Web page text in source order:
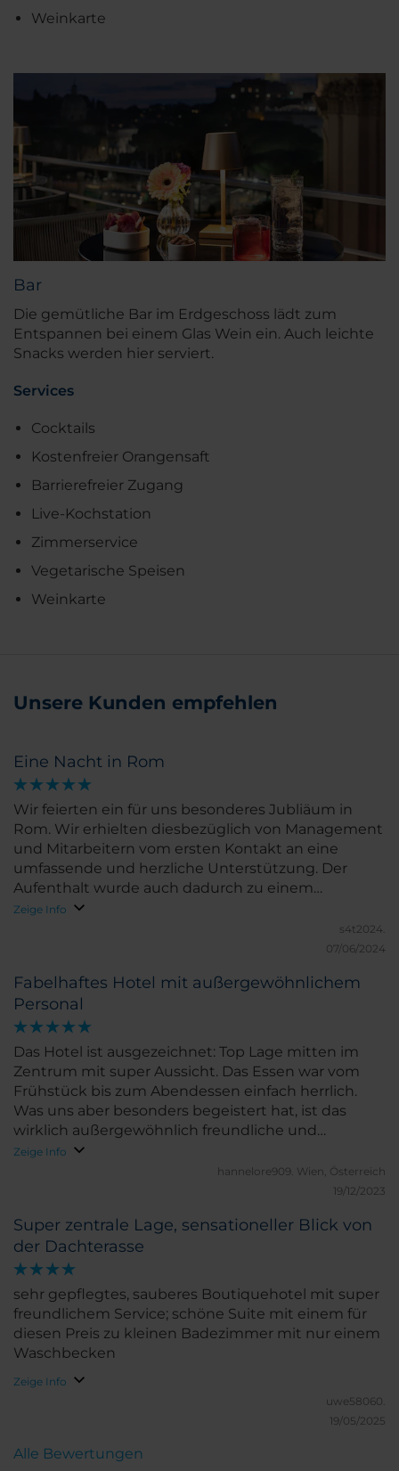
Weinkarte
Bar
Die gemütliche Bar im Erdgeschoss lädt zum
Entspannen bei einem Glas Wein ein. Auch leichte
Snacks werden hier serviert.
Services
Cocktails
Kostenfreier Orangensaft
Barrierefreier Zugang
Live-Kochstation
Zimmerservice
Vegetarische Speisen
Weinkarte
Unsere Kunden empfehlen
Eine Nacht in Rom
Wir feierten ein für uns besonderes Jubliäum in
Rom. Wir erhielten diesbezüglich von Management
und Mitarbeitern vom ersten Kontakt an eine
umfassende und herzliche Unterstützung. Der
Aufenthalt wurde auch dadurch zu einem
unvergesslichen Erlebnis.
Zeige Info
s4t2024.
07/06/2024
Fabelhaftes Hotel mit außergewöhnlichem
Personal
Das Hotel ist ausgezeichnet: Top Lage mitten im
Zentrum mit super Aussicht. Das Essen war vom
Frühstück bis zum Abendessen einfach herrlich.
Was uns aber besonders begeistert hat, ist das
wirklich außergewöhnlich freundliche und
engagierte Personal, die uns zu jedem Zeitpunkt
äußerst zuvorkommend behandelt hat. Der Gast ist
Das Interior ist top modern, gepflegt und sehr
sauber! Wir können dieses Hotel nur empfehlen.
Zeige Info
hannelore909. Wien, Österreich
19/12/2023
Super zentrale Lage, sensationeller Blick von
der Dachterasse
sehr gepflegtes, sauberes Boutiquehotel mit super
freundlichem Service; schöne Suite mit einem für
diesen Preis zu kleinen Badezimmer mit nur einem
Waschbecken
Zeige Info
uwe58060.
19/05/2025
Alle Bewertungen